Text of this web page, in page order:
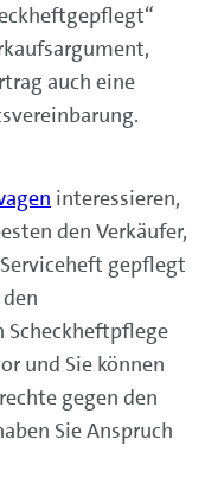
auch eine
interessieren,
den Verkäufer,
gepflegt
Scheckheftpflege
und Sie können
gegen den
Sie Anspruch